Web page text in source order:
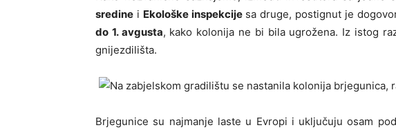
sredine i Ekološke inspekcijesa druge, postignut je
do 1. avgusta, kako kolonija ne bi bila ugrožena. Iz istog
gnijezdilišta.
Brjegunice su najmanje laste u Evropi i uključuju osam